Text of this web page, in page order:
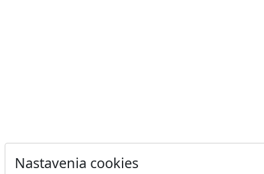
Nastavenia cookies